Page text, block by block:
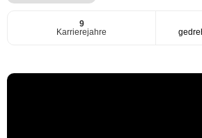
9
Karrierejahre